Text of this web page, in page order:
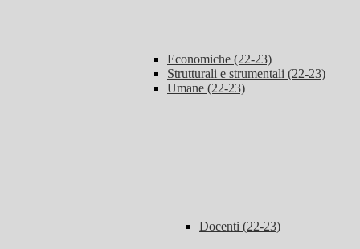
Economiche (22-23)
Strutturali e strumentali (22-23)
Umane (22-23)
Docenti (22-23)